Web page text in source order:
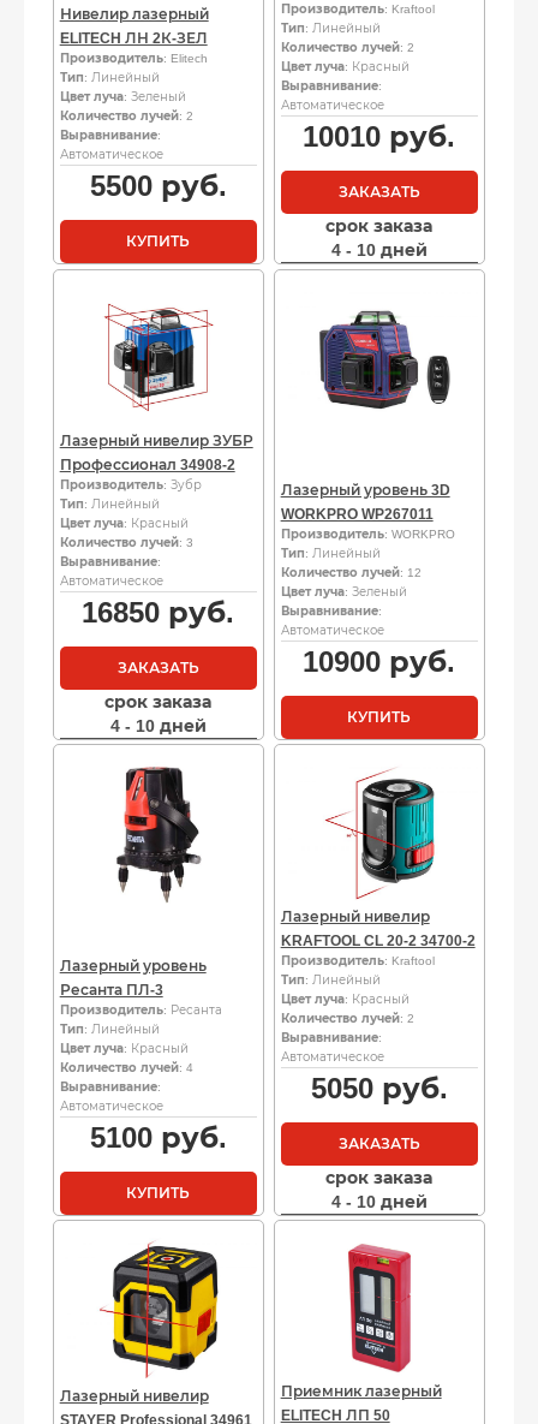
Нивелир лазерный
ELITECH ЛН 2К-ЗЕЛ
Производитель: Elitech
Тип: Линейный
Цвет луча: Зеленый
Количество лучей: 2
Выравнивание:
Автоматическое
5500руб.
КУПИТЬ
Производитель: Kraftool
Тип: Линейный
Количество лучей: 2
Цвет луча: Красный
Выравнивание:
Автоматическое
10010 руб.
ЗАКАЗАТЬ
срок заказа
4 - 10 дней
Лазерный нивелир ЗУБР
Профессионал 34908-2
Производитель: Зубр
Тип: Линейный
Цвет луча: Красный
Количество лучей: 3
Выравнивание:
Автоматическое
16850 руб.
ЗАКАЗАТЬ
срок заказа
4 - 10 дней
Лазерный уровень 3D
WORKPRO WP267011
Производитель: WORKPRO
Тип: Линейный
Количество лучей: 12
Цвет луча: Зеленый
Выравнивание:
Автоматическое
10900 руб.
КУПИТЬ
Лазерный уровень
Ресанта ПЛ-3
Производитель: Ресанта
Тип: Линейный
Цвет луча: Красный
Количество лучей: 4
Выравнивание:
Автоматическое
5100руб.
КУПИТЬ
Лазерный нивелир
KRAFTOOL CL 20-2 34700-2
Производитель: Kraftool
Тип: Линейный
Цвет луча: Красный
Количество лучей: 2
Выравнивание:
Автоматическое
5050руб.
ЗАКАЗАТЬ
срок заказа
4 - 10 дней
Лазерный нивелир
Приемник лазерный
ELITECH ЛП 50